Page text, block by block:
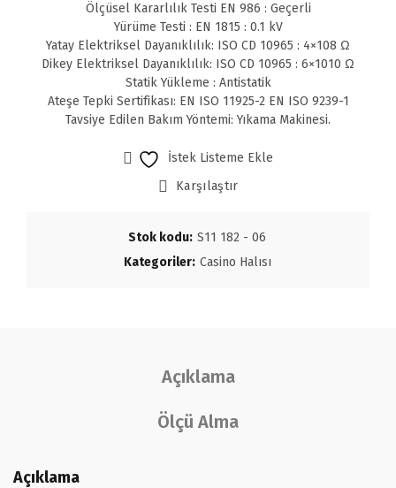
Ölçüsel Kararlılık Testi EN 986 : Geçerli
Yürüme Testi : EN 1815 : 0.1 kV
Yatay Elektriksel Dayanıklılık: ISO CD 10965 : 4×108 Ω
Dikey Elektriksel Dayanıklılık: ISO CD 10965 : 6×1010 Ω
Statik Yükleme : Antistatik
Ateşe Tepki Sertifikası: EN ISO 11925-2 EN ISO 9239-1
Tavsiye Edilen Bakım Yöntemi: Yıkama Makinesi.
İstek Listeme Ekle
Karşılaştır
Stok kodu: S11 182 - 06
Kategoriler: Casino Halısı
Açıklama
Ölçü Alma
Açıklama